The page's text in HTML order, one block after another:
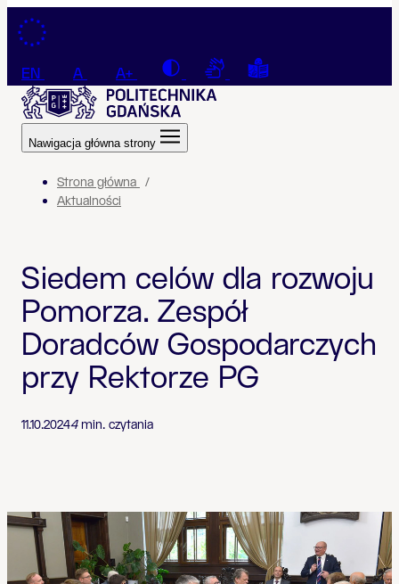
Przejdź do treści
EN A A+ Contrast Connection with a sign
Tekst łatwy do
Nawigacja główna strony
Strona główna
Aktualności
Siedem celów dla rozwoju
Pomorza. Zespół
Doradców Gospodarczych
przy Rektorze PG
11.10.20244min. czytania